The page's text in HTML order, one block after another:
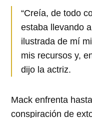
“Creía, de todo
estaba llevando
ilustrada de mí
mis recursos y,
dijo la actriz.
Mack enfrenta
conspiración de